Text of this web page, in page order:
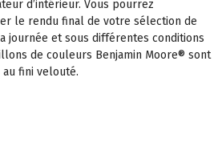
d’intérieur. Vous pourrez
le rendu final de votre sélection de
journée et sous différentes conditions
de couleurs Benjamin Moore® sont
fini velouté.